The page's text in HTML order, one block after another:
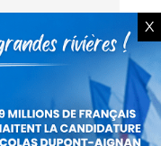
France
une
rien
sortir de
X